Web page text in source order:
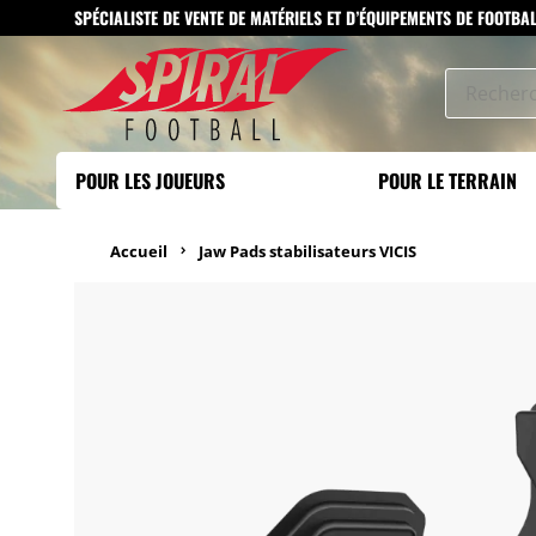
SPÉCIALISTE DE VENTE DE MATÉRIELS ET D’ÉQUIPEMENTS DE
POUR LES JOUEURS POUR LE TERRAIN
Accueil Jaw Pads stabilisateurs VICIS